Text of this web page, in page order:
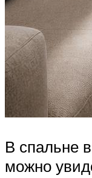
В спальне
можно